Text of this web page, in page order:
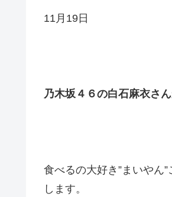
11月19日
乃木坂４６の白石麻衣さ
食べるの大好き”まいやん
します。